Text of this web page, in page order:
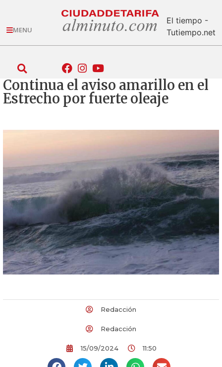
MENU
El tiempo -
Tutiempo.net
Continua el aviso amarillo en el
Estrecho por fuerte oleaje
Redacción
Redacción
15/09/2024 11:50